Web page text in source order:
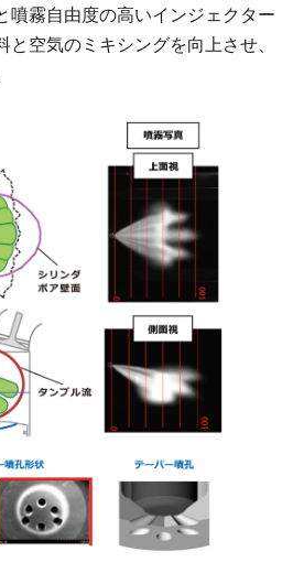
霧自由度の高いインジェクター
と空気のミキシングを向上させ、